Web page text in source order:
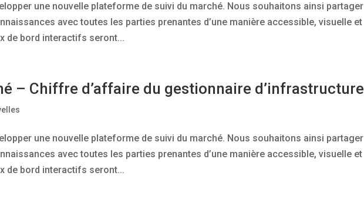
une nouvelle plateforme de suivi du marché. Nous souhaitons ainsi partager
avec toutes les parties prenantes d’une manière accessible, visuelle et
de bord interactifs seront...
– Chiffre d’affaire du gestionnaire d’infrastructure
une nouvelle plateforme de suivi du marché. Nous souhaitons ainsi partager
avec toutes les parties prenantes d’une manière accessible, visuelle et
de bord interactifs seront...